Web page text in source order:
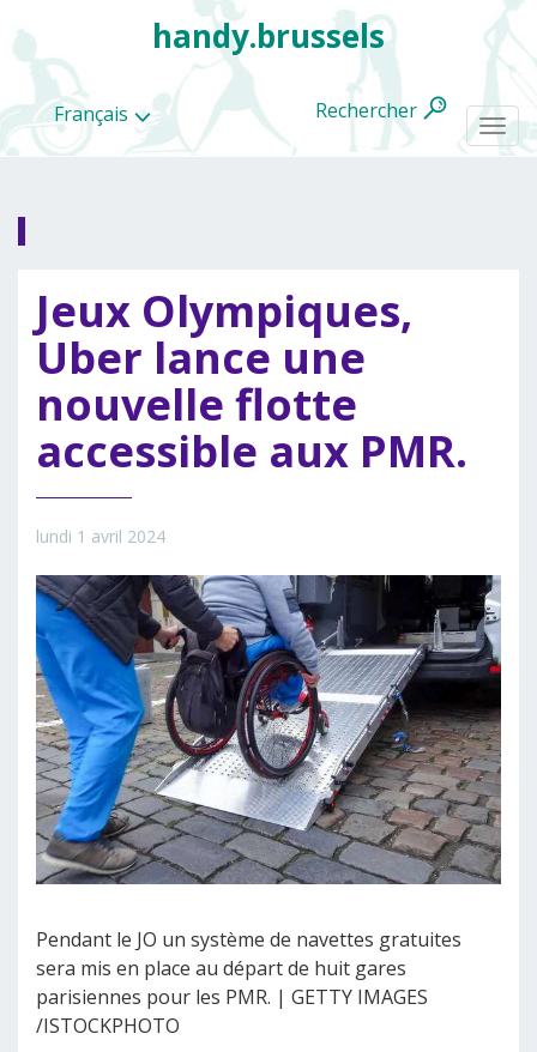
Français
handy.brussels
Rechercher
Jeux Olympiques,
Uber lance une
nouvelle flotte
accessible aux PMR.
lundi 1 avril 2024
Pendant le JO un système de navettes gratuites
sera mis en place au départ de huit gares
parisiennes pour les PMR. | GETTY IMAGES
/ISTOCKPHOTO
les
categories